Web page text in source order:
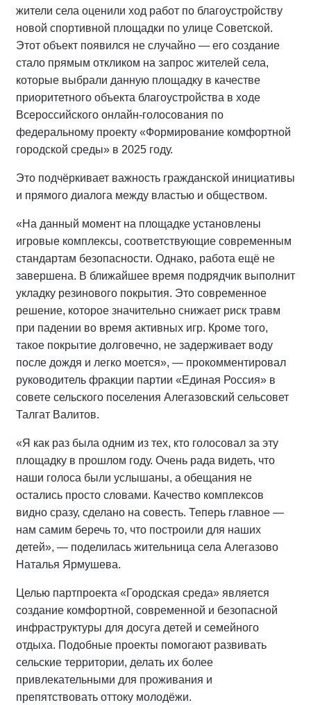
жители села оценили ход работ по благоустройству
новой спортивной площадки по улице Советской.
Этот объект появился не случайно — его создание
стало прямым откликом на запрос жителей села,
которые выбрали данную площадку в качестве
приоритетного объекта благоустройства в ходе
Всероссийского онлайн-голосования по
федеральному проекту «Формирование комфортной
городской среды» в 2025 году.
Это подчёркивает важность гражданской инициативы
и прямого диалога между властью и обществом.
«На данный момент на площадке установлены
игровые комплексы, соответствующие современным
стандартам безопасности. Однако, работа ещё не
завершена. В ближайшее время подрядчик выполнит
укладку резинового покрытия. Это современное
решение, которое значительно снижает риск травм
при падении во время активных игр. Кроме того,
такое покрытие долговечно, не задерживает воду
после дождя и легко моется», — прокомментировал
руководитель фракции партии «Единая Россия» в
совете сельского поселения Алегазовский сельсовет
Талгат Валитов.
«Я как раз была одним из тех, кто голосовал за эту
площадку в прошлом году. Очень рада видеть, что
наши голоса были услышаны, а обещания не
остались просто словами. Качество комплексов
видно сразу, сделано на совесть. Теперь главное —
нам самим беречь то, что построили для наших
детей», — поделилась жительница села Алегазово
Наталья Ярмушева.
Целью партпроекта «Городская среда» является
создание комфортной, современной и безопасной
инфраструктуры для досуга детей и семейного
отдыха. Подобные проекты помогают развивать
сельские территории, делать их более
привлекательными для проживания и
препятствовать оттоку молодёжи.